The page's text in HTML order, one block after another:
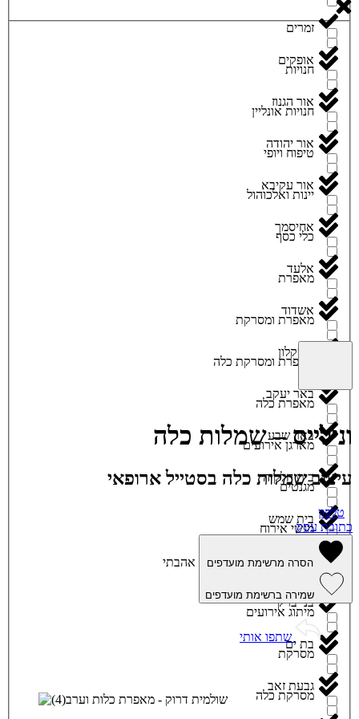
זמרים
חנויות
חנויות אונליין
טיפוח ויופי
יינות ואלכוהול
כלי כסף
מאפרת
מאפרת ומסרקת
מאפרת ומסרקת כלה
מאפרת כלה
מארגן אירועים
מגנטים
מגשי אירוח
מוזיקה
מיתוג אירועים
מסרקת
מסרקת כלה
אופקים
אור הגנוז
אור יהודה
אור עקיבא
אחיסמך
אלעד
אשדוד
אשקלון
באר יעקב
באר שבע
בית חלקיה
בית שמש
ביתר עילית
בני ברק
בת ים
גבעת זאב
ונילייס – שמלות כלה
עיצוב שמלות כלה בסטייל ארופאי
טלפון
כתובת עסק
הסרה מרשימת מועדפים
שמירה ברשימת מועדפים
אהבתי
שתפו אותי